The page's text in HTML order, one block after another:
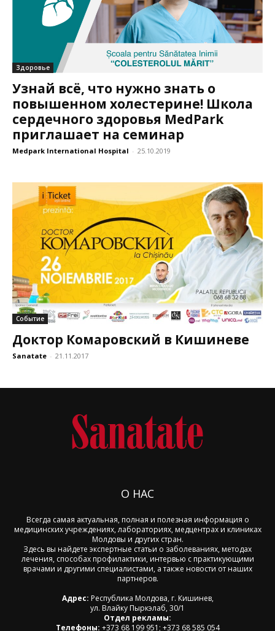
Здоровье
Узнай всё, что нужно знать о
повышенном холестерине! Школа
сердечного здоровья MedPark
приглашает на семинар
Medpark International Hospital - 25.10.2019
Событие
Доктор Комаровский в Кишиневе
Sanatate - 21.11.2017
О НАС
Всегда самая актуальная, полная и полезная информация о
медицинских учреждениях, лабораториях, медцентрах и клиниках
Молдовы и других стран.
Здесь вы найдете экспертные статьи о заболеваниях, методах
лечения, способах профилактики, интервью с практикующими
врачами и другими специалистами, а также новости от наших
партнеров.
Адрес: Республика Молдова, г. Кишинев,
ул. Влайку Пыркэлаб, 30/1
Отдел рекламы:
Телефоны: +373 68 199 951; +373 68 585 054